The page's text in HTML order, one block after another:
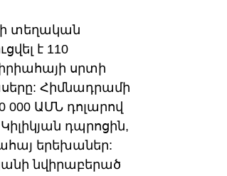
տեղական
է 110
սրտի
Հիմնադրամի
ԱՄՆ դոլարով
դպրոցին,
երեխաներ:
նվիրաբերած